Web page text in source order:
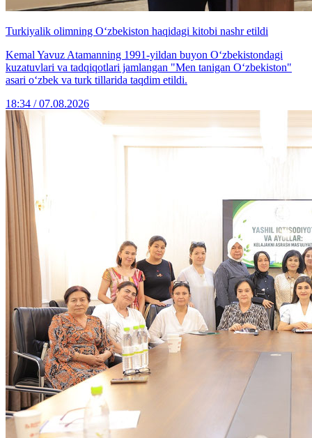
Turkiyalik olimning O‘zbekiston haqidagi kitobi nashr etildi
Kemal Yavuz Atamanning 1991-yildan buyon O‘zbekistondagi
kuzatuvlari va tadqiqotlari jamlangan "Men tanigan O‘zbekiston"
asari o‘zbek va turk tillarida taqdim etildi.
18:34 / 07.08.2026